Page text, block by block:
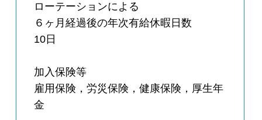
ローテーションによる
６ヶ月経過後の年次有給休暇日数
10日
加入保険等
雇用保険，労災保険，健康保険，厚生年
金